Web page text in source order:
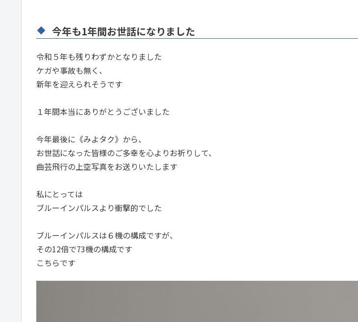
今年も1年間お世話になりました
令和５年も残りわずかとなりました
ケガや事故も無く、
新年を迎えられそうです
１年間本当にありがとうございました
今年最後に《みよタク》から、
お世話になった皆様のご多幸を心よりお祈りして、
曲芸飛行の上空写真をお送りいたします
私にとっては
ブルーインパルスより衝撃的でした
ブルーインパルスは６機の構成ですが、
その12倍で73機の構成です
こちらです